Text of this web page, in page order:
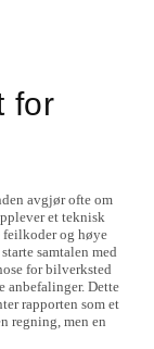
for
avgjør ofte om
et teknisk
feilkoder og høye
samtalen med
for bilverksted
anbefalinger. Dette
rapporten som et
regning, men en